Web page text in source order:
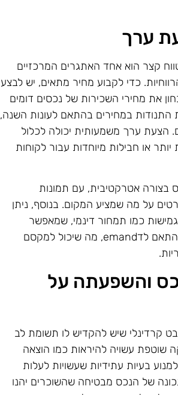
ערך
קצר הוא אחד האתגרים המרכזיים
כדי לקבוע מחיר מתאים, יש לבצע
את מחירי השכירות של נכסים דומים
התנודות במחירים בהתאם לעונות השנה,
הצעת ערך משמעותית יכולה לכלול
או חבילות מיוחדות עבור לקוחות
בצורה אטרקטיבית, עם תמונות
על מה שמציע המקום. בנוסף, ניתן
כמו תמחור דינמי, שמאפשר
להתאים את המחיר בהתאם לדemand, מה שיכול למקסם
והשפעתה על
קרדינלי שיש להקדיש לו תשומת לב
עשויה להיראות כמו הוצאה
בעיות עתידיות שעשויות לעלות
של הנכס מבטיחה שהשוכרים יהנו